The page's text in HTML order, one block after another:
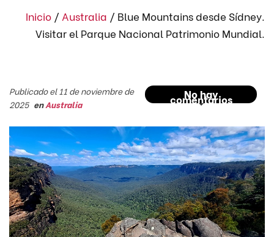
Inicio / Australia / Blue Mountains desde Sídney.
Visitar el Parque Nacional Patrimonio Mundial.
No hay
comentarios
Publicado el 11 de noviembre de
2025 enAustralia